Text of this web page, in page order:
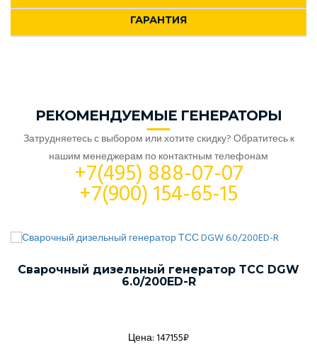
ГАРАНТИЯ
РЕКОМЕНДУЕМЫЕ ГЕНЕРАТОРЫ
Затрудняетесь с выбором или хотите скидку? Обратитесь к
нашим менеджерам по контактным телефонам
+7(495) 888-07-07
+7(900) 154-65-15
Сварочный дизельный генератор ТСС DGW
6.0/200ED-R
Цена: 147155₽